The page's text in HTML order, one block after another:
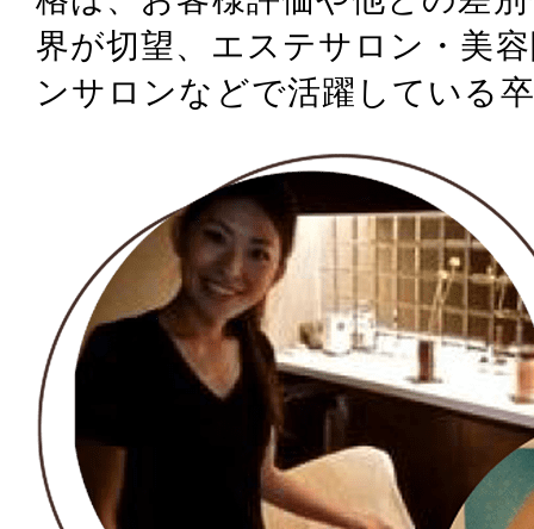
界が切望、 エステサロン・美
ンサロンなどで活躍している